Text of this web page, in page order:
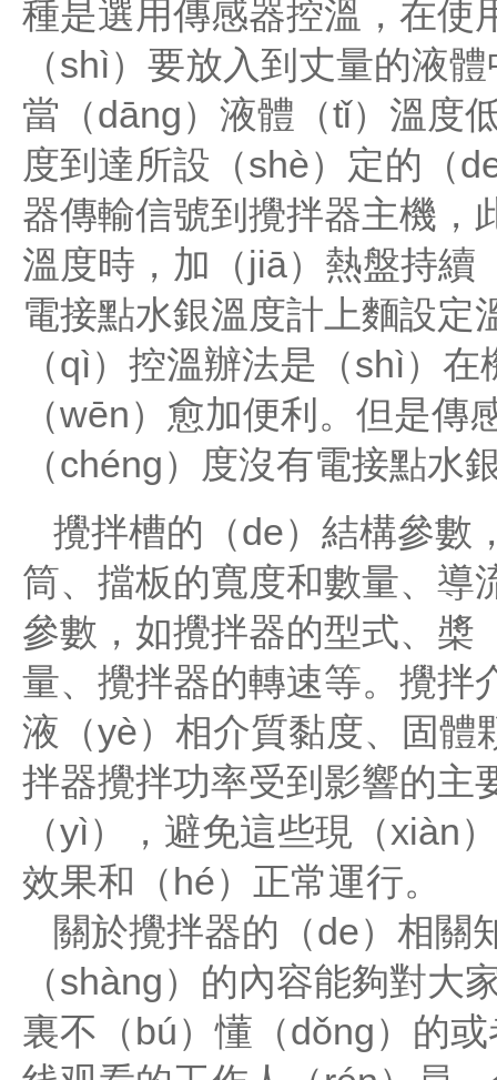
種是選用傳感器控溫，在使
（shì）要放入到丈量的液
當（dāng）液體（tǐ）溫度
度到達所設（shè）定的（
器傳輸信號到攪拌器主機，
溫度時，加（jiā）熱盤持續
電接點水銀溫度計上麵設定
（qì）控溫辦法是（shì）
（wēn）愈加便利。但是
（chéng）度沒有電接點水
攪拌槽的（de）結構參數
筒、擋板的寬度和數量、導
參數，如攪拌器的型式、槳
量、攪拌器的轉速等。攪拌
液（yè）相介質黏度、固體
拌器攪拌功率受到影響的主
（yì），避免這些現（xiàn
效果和（hé）正常運行。
關於攪拌器的（de）相關
（shàng）的內容能夠對大
裏不（bú）懂（dǒng）的